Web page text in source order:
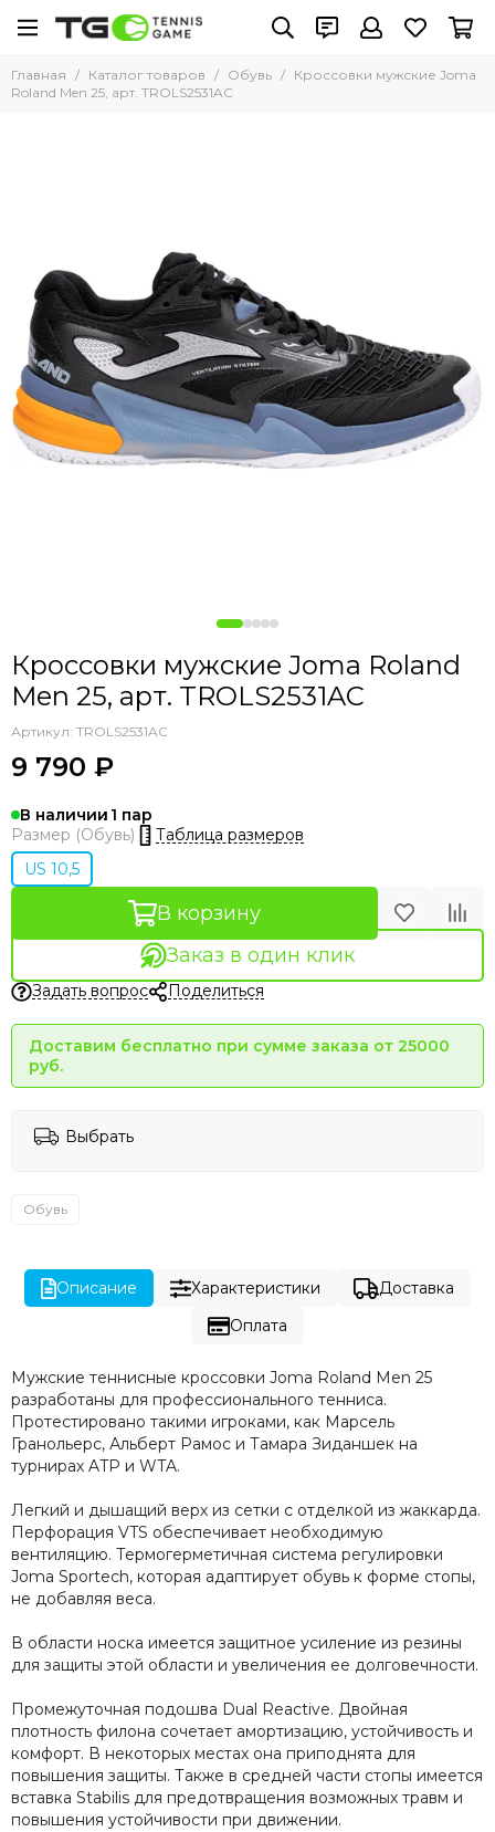
Главная Каталог товаров Обувь
Кроссовки мужские Joma
Roland Men 25, арт. TROLS2531AC
Кроссовки мужские Joma Roland
Men 25, арт. TROLS2531AC
Артикул: TROLS2531AC
9 790 ₽
В наличии 1
Размер (Обувь)
Таблица размеров
US 10,5
В корзину
Заказ в один клик
Задать вопрос Поделиться
Доставим бесплатно при сумме заказа от 25000
руб.
Выбрать
Обувь
Описание Характеристики
Доставка
Оплата
Мужские теннисные кроссовки Joma Roland Men 25
разработаны для профессионального тенниса.
Протестировано такими игроками, как Марсель
Гранольерс, Альберт Рамос и Тамара Зиданшек на
турнирах ATP и WTA.
Легкий и дышащий верх из сетки с отделкой из жаккарда.
Перфорация VTS обеспечивает необходимую
вентиляцию. Термогерметичная система регулировки
Joma Sportech, которая адаптирует обувь к форме стопы,
не добавляя веса.
В области носка имеется защитное усиление из резины
для защиты этой области и увеличения ее долговечности.
Промежуточная подошва Dual Reactive. Двойная
плотность филона сочетает амортизацию, устойчивость и
комфорт. В некоторых местах она приподнята для
повышения защиты. Также в средней части стопы имеется
вставка Stabilis для предотвращения возможных травм и
повышения устойчивости при движении.